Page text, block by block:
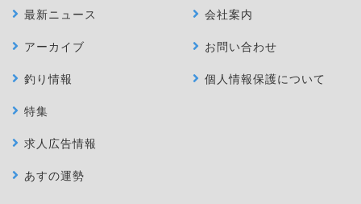
最新ニュース
アーカイブ
釣り情報
特集
求人広告情報
あすの運勢
会社案内
お問い合わせ
個人情報保護について